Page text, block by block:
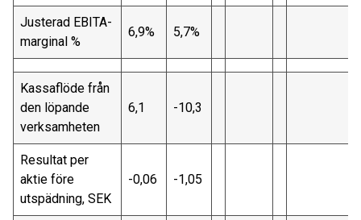
Justerad EBITA-
marginal %
6,9% 5,7%
Kassaflöde från
den löpande
verksamheten
6,1 -10,3
Resultat per
aktie före
utspädning, SEK
-0,06 -1,05